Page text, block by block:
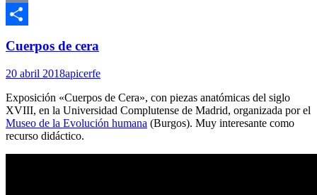
Email
Cuerpos de cera
20 abril 2018apicerfe
Exposición «Cuerpos de Cera», con piezas anatómicas del siglo
XVIII, en la Universidad Complutense de Madrid, organizada por el
Museo de la Evolución humana (Burgos). Muy interesante como
recurso didáctico.